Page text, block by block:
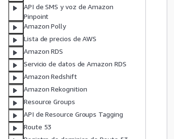
API de SMS y voz de Amazon
Pinpoint
Amazon Polly
Lista de precios de AWS
Amazon RDS
Servicio de datos de Amazon RDS
Amazon Redshift
Amazon Rekognition
Resource Groups
API de Resource Groups Tagging
Route 53